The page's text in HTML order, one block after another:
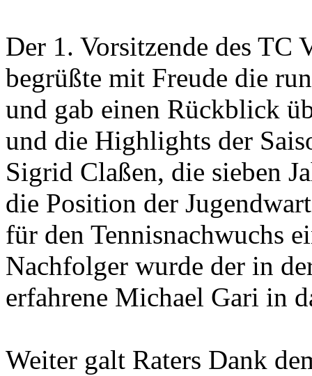
Der 1. Vorsitzende des TC
begrüßte mit Freude die
und gab einen Rückblick
und die Highlights der
Sigrid Claßen, die sieben
die Position der
für den Tennisnachwuchs
Nachfolger wurde der in
erfahrene Michael Gari in
Weiter galt Raters Dank